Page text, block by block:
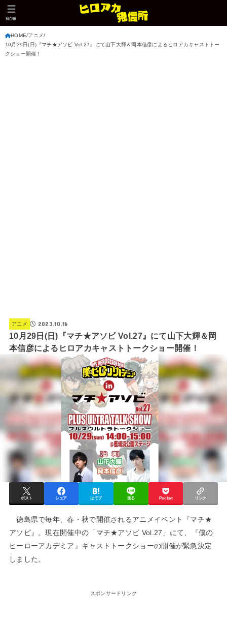
MENU
HOME アニメ
10月29日(日)『マチ★アソビ Vol.27』にて山下大輝＆岡本信彦によるヒロアカキャストトー
クショー開催！
アニメ 2023.10.16
10月29日(日)『マチ★アソビ Vol.27』にて山下大輝＆岡
本信彦によるヒロアカキャストトークショー開催！
ポスト シェア はてブ 送る Pocket リンク
徳島県で毎年、春・秋で開催されるアニメイベント『マチ★
アソビ』。現在開催中の「マチ★アソビ Vol.27」にて、『僕の
ヒーローアカデミア』キャストトークショーの開催が緊急決定
しました。
スポンサードリンク